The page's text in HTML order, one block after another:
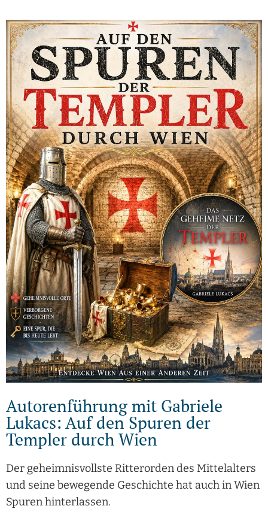
Autorenführung mit Gabriele
Lukacs: Auf den Spuren der
Templer durch Wien
Der geheimnisvollste Ritterorden des Mittelalters
und seine bewegende Geschichte hat auch in Wien
Spuren hinterlassen.